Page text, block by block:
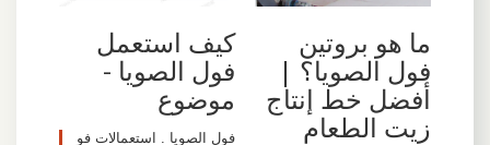
ما هو بروتين
فول الصويا؟ |
أفضل خط إنتاج
زيت الطعام
كيف استعمل
فول الصويا -
موضوع
فول الصويا . استعمالات فو